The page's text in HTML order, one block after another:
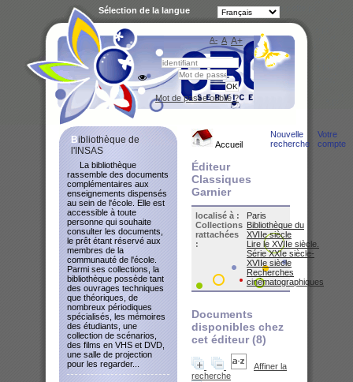
Accueil
Nouvelle
recherche
Votre
compte
Éditeur
Classiques
Garnier
localisé à :
Paris
Collections
rattachées
:
Bibliothèque du
XVIIe siècle
Lire le XVIIe siècle.
Série XXIe siècle-
XVIIe siècle
Recherches
cinématographiques
Documents
disponibles chez
cet éditeur (8)
Affiner la
recherche
Bibliothèque de
l'INSAS
La bibliothèque
rassemble des documents
complémentaires aux
enseignements dispensés
au sein de l'école. Elle est
accessible à toute
personne qui souhaite
consulter les documents,
le prêt étant réservé aux
membres de la
communauté de l'école.
Parmi ses collections, la
bibliothèque possède tant
des ouvrages techniques
que théoriques, de
nombreux périodiques
spécialisés, les mémoires
des étudiants, une
collection de scénarios,
des films en VHS et DVD,
une salle de projection
pour les regarder...
A- A A+
Sélection de la langue
Mot de passe oublié ?